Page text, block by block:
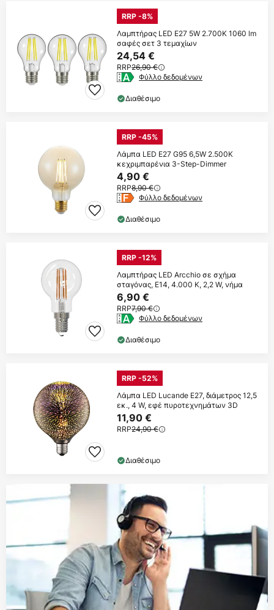
RRP -8%
Λαμπτήρας LED E27 5W 2.700K 1060 lm
σαφές σετ 3 τεμαχίων
24,54 €
RRP26,90 €
Φύλλο δεδομένων
Διαθέσιμο
RRP -45%
Λάμπα LED E27 G95 6,5W 2.500K
κεχριμπαρένια 3-Step-Dimmer
4,90 €
RRP8,90 €
Φύλλο δεδομένων
Διαθέσιμο
RRP -12%
Λαμπτήρας LED Arcchio σε σχήμα
σταγόνας, E14, 4.000 K, 2,2 W, νήμα
6,90 €
RRP7,90 €
Φύλλο δεδομένων
Διαθέσιμο
RRP -52%
Λάμπα LED Lucande E27, διάμετρος 12,5
εκ., 4 W, εφέ πυροτεχνημάτων 3D
11,90 €
RRP24,90 €
Διαθέσιμο